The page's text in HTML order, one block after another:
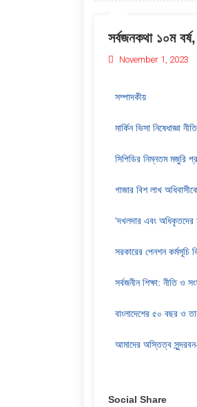
সর্বজনকথা ১০ম
November 1, 2023
সম্পাদকীয়
মার্কিন ভিসা নিষেধাজ্ঞা
সিপিডির নিম্নতম মজুরি
গাজার বিশ লাখ
‘দখলদার এবং অধিকৃতদের
সরকারের পেনশন
সর্বজনীন শিক্ষা: নীতি ও
বাংলাদেশের ৫০ বছর ও
আমাদের অস্তিত্ব
Social Share